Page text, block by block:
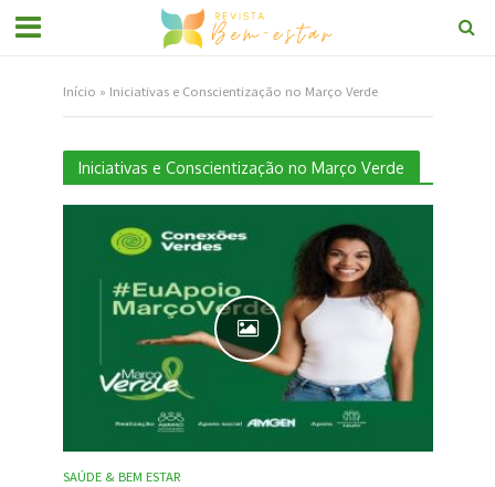
Início » Iniciativas e Conscientização no Março Verde
Iniciativas e Conscientização no Março Verde
SAÚDE & BEM ESTAR